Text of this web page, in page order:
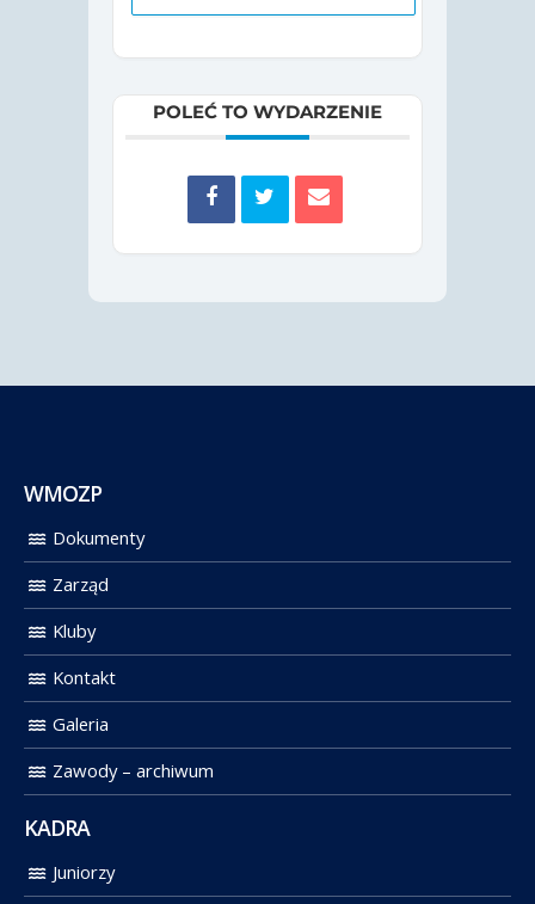
POLEĆ TO WYDARZENIE
WMOZP
Dokumenty
Zarząd
Kluby
Kontakt
Galeria
Zawody – archiwum
KADRA
Juniorzy